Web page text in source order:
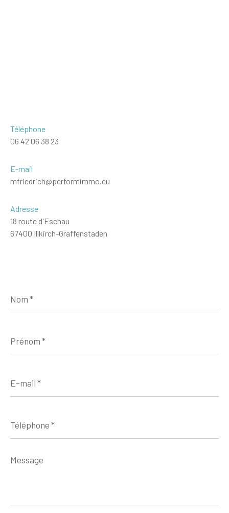
Téléphone
06 42 06 38 23
E-mail
mfriedrich@performimmo.eu
Adresse
18 route d'Eschau
67400 Illkirch-Graffenstaden
*
*
mail
*
*
Message
*